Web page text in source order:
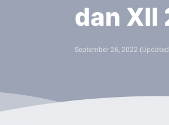
dan
September 26, 2022